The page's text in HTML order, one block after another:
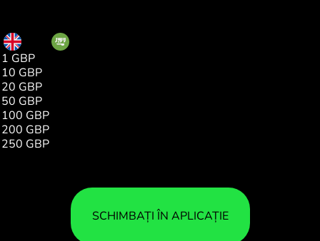
GBP
1 GBP
10 GBP
20 GBP
50 GBP
100 GBP
200 GBP
250 GBP
SCHIMBAȚI ÎN APLICAȚIE